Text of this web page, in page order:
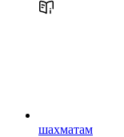
шахматам